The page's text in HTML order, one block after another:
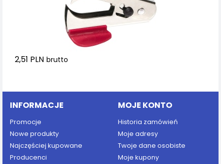
2,51 PLN brutto
INFORMACJE
Promocje
Nowe produkty
Najczęściej kupowane
Producenci
MOJE KONTO
Historia zamówień
Moje adresy
Twoje dane osobiste
Moje kupony